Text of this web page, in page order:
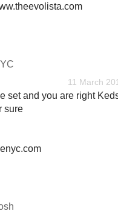
11 March
set and you are right
sure